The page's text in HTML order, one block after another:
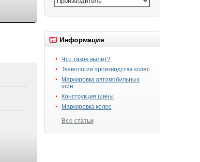
Информация
Что такое вылет?
Технологии производства колес
Маркировка автомобильных
шин
Конструкция шины
Маркировка колес
Все статьи